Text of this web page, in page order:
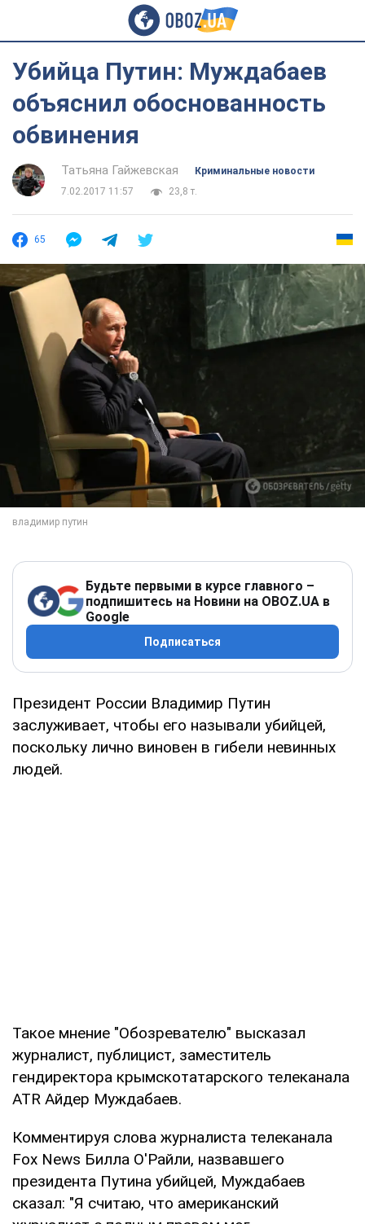
Убийца Путин: Муждабаев
объяснил обоснованность
обвинения
Татьяна Гайжевская
Криминальные новости
7.02.2017 11:57
23,8 т.
65
Будьте первыми в курсе главного –
подпишитесь на Новини на OBOZ.UA в
Google
Подписаться
Президент России Владимир Путин
заслуживает, чтобы его называли убийцей,
поскольку лично виновен в гибели невинных
людей.
Такое мнение "Обозревателю" высказал
журналист, публицист, заместитель
гендиректора крымскотатарского телеканала
ATR Айдер Муждабаев.
Комментируя слова журналиста телеканала
Fox News Билла О'Райли, назвавшего
президента Путина убийцей, Муждабаев
сказал: "Я считаю, что американский